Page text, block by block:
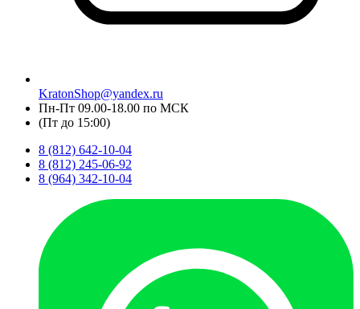
KratonShop@yandex.ru
Пн-Пт 09.00-18.00 по МСК
(Пт до 15:00)
8 (812) 642-10-04
8 (812) 245-06-92
8 (964) 342-10-04